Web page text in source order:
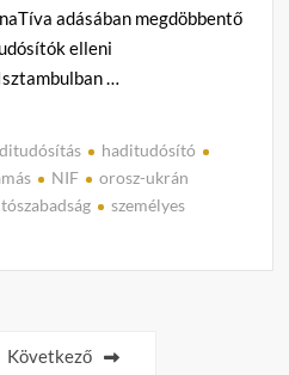
adásában megdöbbentő
elleni
…
haditudósító
NIF
orosz-ukrán
személyes
Következő